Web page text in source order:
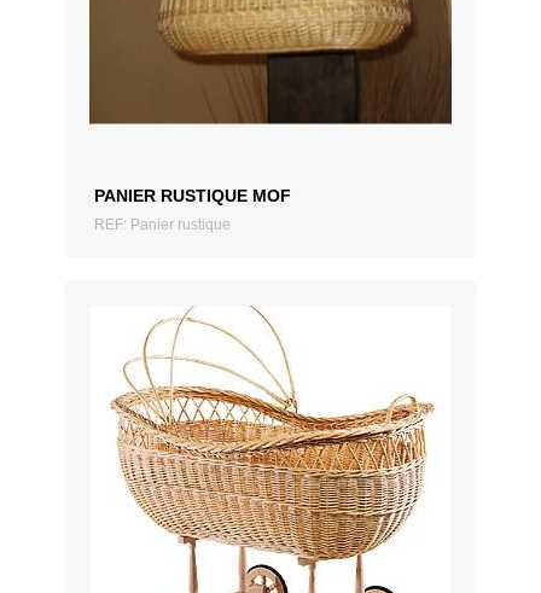
PANIER RUSTIQUE MOF
REF: Panier rustique
AJOUTER AU DEVIS
AJOUTER AU DEVIS